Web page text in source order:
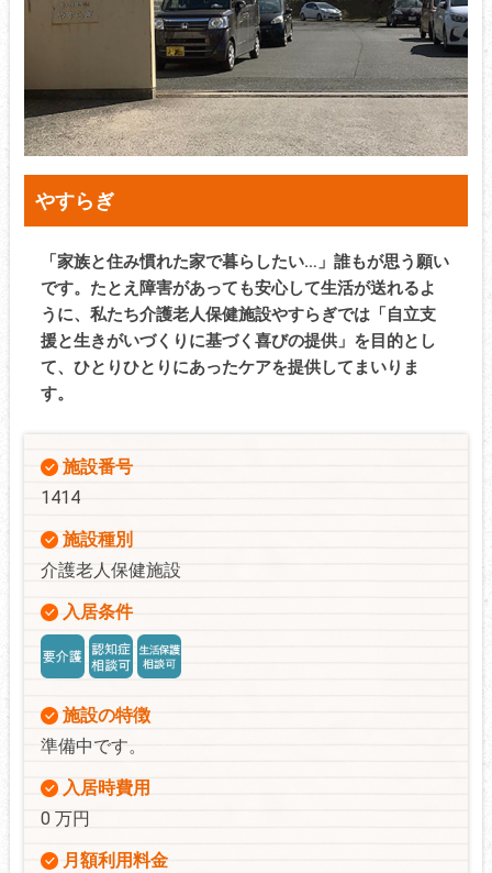
やすらぎ
「家族と住み慣れた家で暮らしたい…」誰もが思う願い
です。たとえ障害があっても安心して生活が送れるよ
うに、私たち介護老人保健施設やすらぎでは「自立支
援と生きがいづくりに基づく喜びの提供」を目的とし
て、ひとりひとりにあったケアを提供してまいりま
す。
施設番号
1414
施設種別
介護老人保健施設
入居条件
施設の特徴
準備中です。
入居時費用
0 万円
月額利用料金